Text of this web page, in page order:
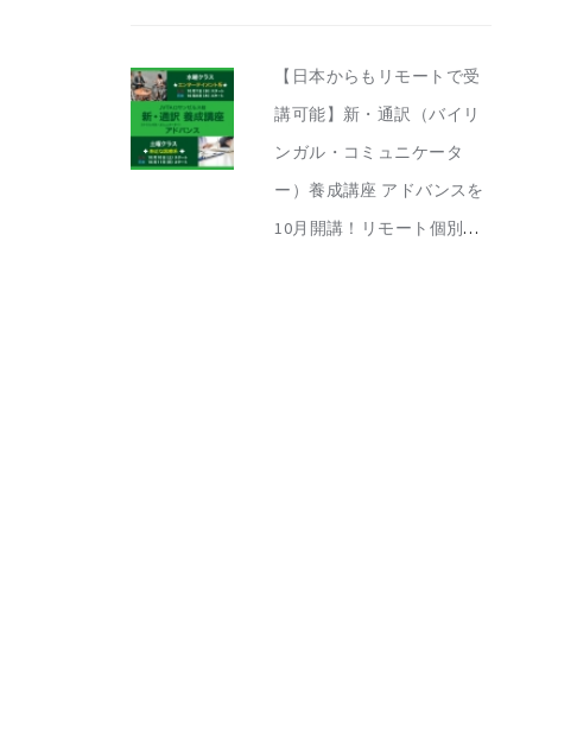
【日本からもリモートで受
講可能】新・通訳（バイリ
ンガル・コミュニケータ
ー）養成講座 アドバンスを
10月開講！リモート個別相